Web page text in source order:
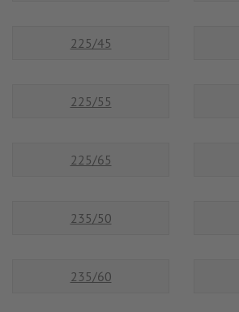
225/45
225/55
225/65
235/50
235/60